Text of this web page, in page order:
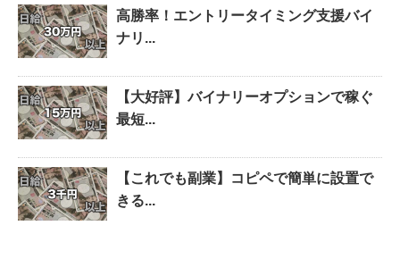
高勝率！エントリータイミング支援バイ
ナリ...
【大好評】バイナリーオプションで稼ぐ
最短...
【これでも副業】コピペで簡単に設置で
きる...